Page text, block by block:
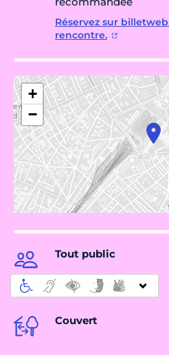
Réservez sur
rencontre.
+
−
Tout public
Couvert